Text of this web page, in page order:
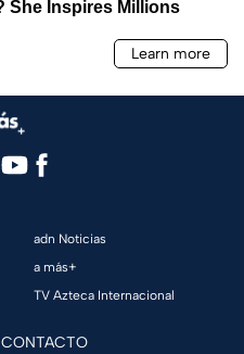
adn Noticias
a más+
TV Azteca Internacional
CONTACTO